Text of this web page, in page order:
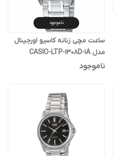
ناموجود
ساعت مچی زنانه کاسیو اورجینال
مدل CASIO-LTP-1308D-1A
ناموجود